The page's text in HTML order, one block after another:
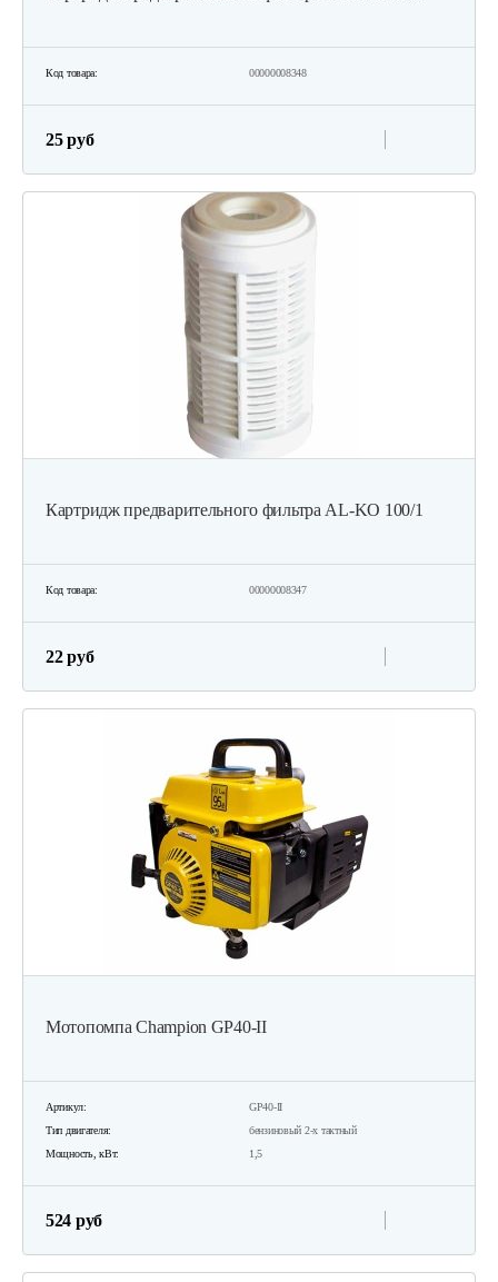
Код товара: 00000008348
25 руб
Картридж предварительного фильтра AL-KO 100/1
Код товара: 00000008347
22 руб
Мотопомпа Champion GP40-II
Артикул:
GP40-II
Тип двигателя:
бензиновый 2-х тактный
Мощность, кВт:
1,5
524 руб